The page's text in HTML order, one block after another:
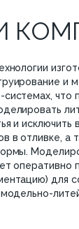
и
что
и исключить
в отливке, а
для